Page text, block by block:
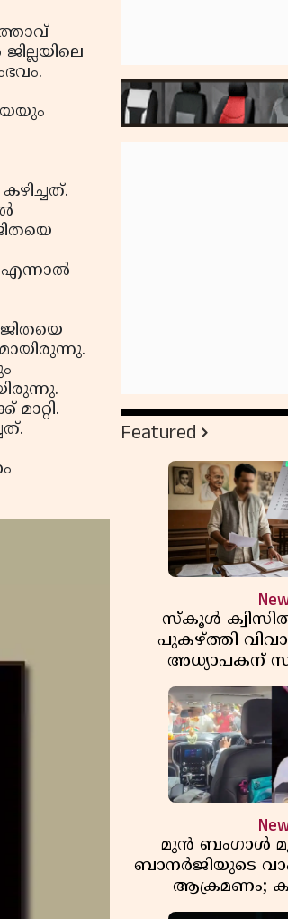
എന്നാല്‍
Featured
സ്കൂൾ
പുകഴ്ത്തി
അധ്യാപകന്
മുൻ ബംഗാൾ
ബാനർജിയുടെ
ആക്രമണം;
പാഞ്ഞുകയറി